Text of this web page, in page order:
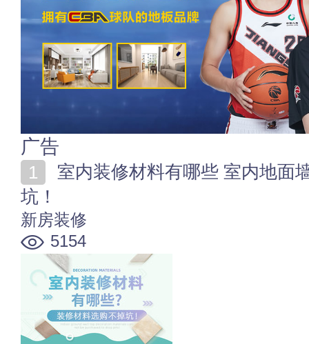
广告
坑！
新房装修
5154